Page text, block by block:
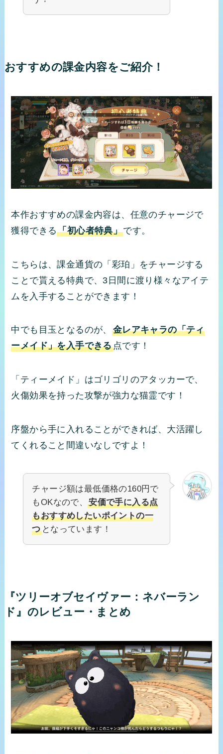
おすすめの課金内容をご紹介！
本作おすすめの課金内容は、任意のチャージで
獲得できる「初心者特典」です。
こちらは、課金通貨の「彩珀」をチャージする
ことで貰える特典で、3日間に渡り様々なアイテ
ムを入手することができます！
中でも目玉となるのが、 金レアキャラの「ティ
ーメイド」を入手できる点です！
「ティーメイド」はゴリゴリのアタッカーで、
火傷効果を持った攻撃が強力な猫霊です！
序盤から手に入れることができれば、大活躍し
てくれること間違いなしですよ！
チャージ額は最低価格の160円で
もOKなので、安価で手に入る点
もおすすめしたいポイントの一
つとなっています！
『ツリーオブセイヴァー：ネバーラン
ド』のレビュー・まとめ